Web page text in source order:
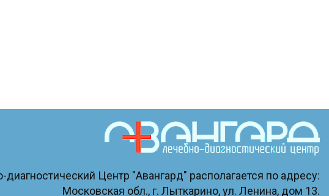
диагностический Центр "Авангард" располагается по адресу:
Московская обл., г. Лыткарино, ул. Ленина, дом 13.